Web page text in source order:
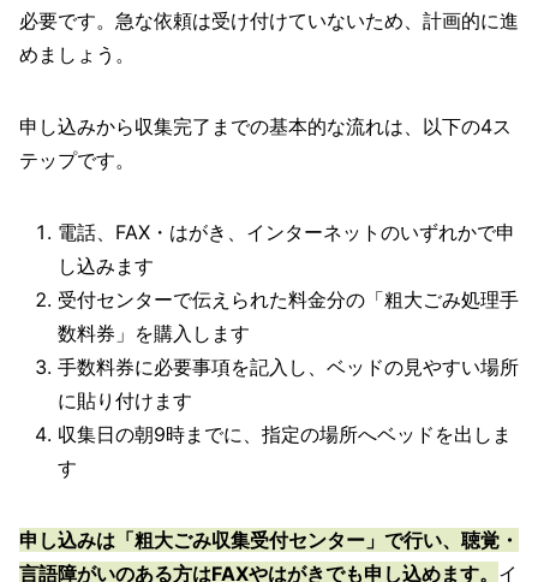
必要です。急な依頼は受け付けていないため、計画的に進
めましょう。
申し込みから収集完了までの基本的な流れは、以下の4ス
テップです。
電話、FAX・はがき、インターネットのいずれかで申
し込みます
受付センターで伝えられた料金分の「粗大ごみ処理手
数料券」を購入します
手数料券に必要事項を記入し、ベッドの見やすい場所
に貼り付けます
収集日の朝9時までに、指定の場所へベッドを出しま
す
申し込みは「粗大ごみ収集受付センター」で行い、聴覚・
言語障がいのある方はFAXやはがきでも申し込めます。 イ